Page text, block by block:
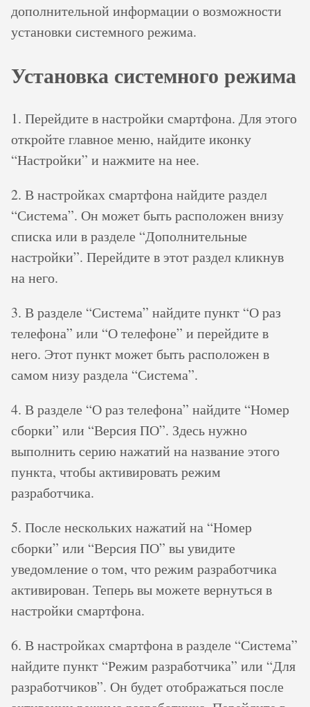
дополнительной информации о возможности
установки системного режима.
Установка системного режима
1. Перейдите в настройки смартфона. Для этого
откройте главное меню, найдите иконку
“Настройки” и нажмите на нее.
2. В настройках смартфона найдите раздел
“Система”. Он может быть расположен внизу
списка или в разделе “Дополнительные
настройки”. Перейдите в этот раздел кликнув
на него.
3. В разделе “Система” найдите пункт “О раз
телефона” или “О телефоне” и перейдите в
него. Этот пункт может быть расположен в
самом низу раздела “Система”.
4. В разделе “О раз телефона” найдите “Номер
сборки” или “Версия ПО”. Здесь нужно
выполнить серию нажатий на название этого
пункта, чтобы активировать режим
разработчика.
5. После нескольких нажатий на “Номер
сборки” или “Версия ПО” вы увидите
уведомление о том, что режим разработчика
активирован. Теперь вы можете вернуться в
настройки смартфона.
6. В настройках смартфона в разделе “Система”
найдите пункт “Режим разработчика” или “Для
разработчиков”. Он будет отображаться после